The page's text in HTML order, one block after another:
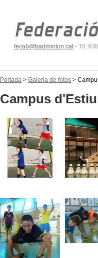
fecab@badminton.cat- Tlf.
Portada > Galeria de fotos >
Campus